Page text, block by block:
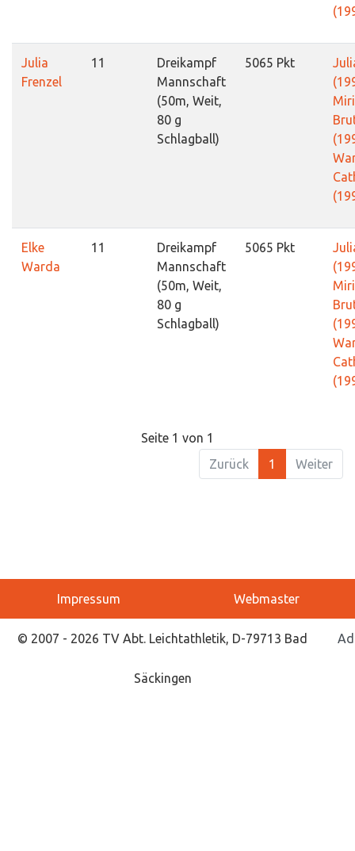
Julia
Frenzel
11
Dreikampf
Mannschaft
(50m, Weit,
80 g
Schlagball)
5065 Pkt
Elke
Warda
11
Dreikampf
Mannschaft
(50m, Weit,
80 g
Schlagball)
5065 Pkt
Seite 1 von 1
Zurück
1 Weiter
Impressum Webmaster
© 2007 - 2026 TV Abt. Leichtathletik, D-79713 Bad
Säckingen